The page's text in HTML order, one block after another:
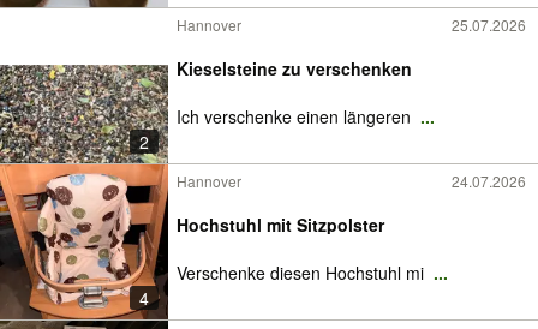
2
Hannover 25.07.2026
Kieselsteine zu verschenken
Ich verschenke einen längeren ...
4
Hannover 24.07.2026
Hochstuhl mit Sitzpolster
Verschenke diesen Hochstuhl mi ...